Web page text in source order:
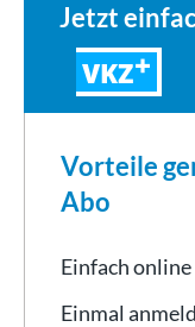
Jetzt
VKZ
Vorteile
Abo
Einfach
Einmal